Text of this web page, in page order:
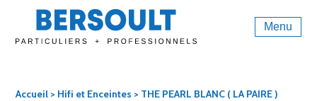
Menu
Accueil > Hifi et Enceintes > THE PEARL BLANC ( LA PAIRE )